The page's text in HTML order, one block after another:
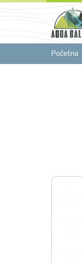
Početna